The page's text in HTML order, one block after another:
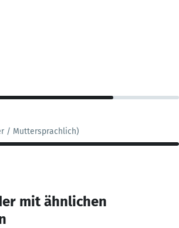
/ Muttersprachlich)
mit ähnlichen